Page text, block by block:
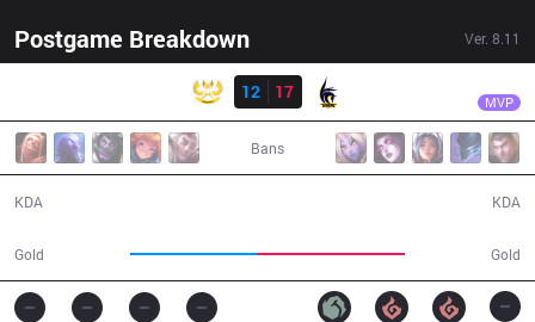
Postgame Breakdown Ver. 8.11
12
17 MVP
Bans
KDA
Gold Gold
KDA